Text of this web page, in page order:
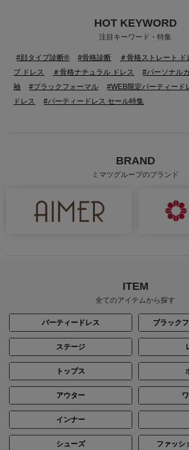
HOT KEYWORD
注目キーワード・特集
#顔タイプ診断® #骨格診断 ＃骨格ストレート ド
ブ ドレス
＃骨格ナチュラル ドレス #パーソナル
袖
#ブラックフォーマル #WEB限定パーティード
ドレス
#パーティードレス セール特集
BRAND
ミマツグループのブランド
ITEM
全てのアイテムから探す
パーティードレス ブラック
ステージ
トップス
アウター
インナー
シューズ ファッシ